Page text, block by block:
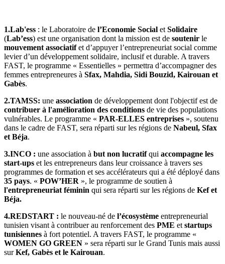
1.Lab'ess : le Laboratoire de l’Economie Social et Solidaire
(Lab’ess) est une organisation dont la mission est de soutenir le
mouvement associatifet d’appuyer l’entrepreneuriat social comme
levier d’un développement solidaire, inclusif et durable. A travers
FAST, le programme « Essentielles » permettra d’accompagner des
femmes entrepreneures à Sfax, Mahdia, Sidi Bouzid, Kairouan et
Gabès.
2.TAMSS: une association de développement dont l'objectif est de
contribuer à l'amélioration des conditions de vie des populations
vulnérables. Le programme « PAR-ELLES entreprises », soutenu
dans le cadre de FAST, sera réparti sur les régions de Nabeul, Sfax
et Béja.
3.INCO : une association à but non lucratifqui accompagne les
start-ups et les entrepreneurs dans leur croissance à travers ses
programmes de formation et ses accélérateurs qui a été déployé dans
35 pays. « POW’HER », le programme de soutien à
l'entrepreneuriat féminin qui sera réparti sur les régions de Kef et
Béja.
4.REDSTART : le nouveau-né de l’écosystème entrepreneurial
tunisien visant à contribuer au renforcement des PME et startups
tunisiennes à fort potentiel. A travers FAST, le programme «
WOMEN GO GREEN » sera réparti sur le Grand Tunis mais aussi
surKef, Gabès et le Kairouan.